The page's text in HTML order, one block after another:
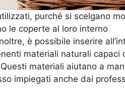
purché si scelgano
le coperte al loro interno
è possibile inserire
materiali naturali capaci
materiali aiutano a
impiegati anche dai